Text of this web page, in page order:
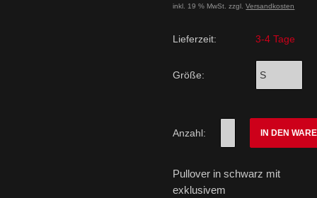
inkl. 19 % MwSt. zzgl.Versandkosten
Lieferzeit: 3-4 Tage
Größe:
Anzahl: IN DEN
Pullover in schwarz mit
exklusivem